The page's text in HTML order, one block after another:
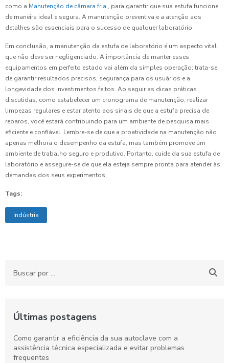
como a Manutenção de câmara fria , para garantir que sua estufa funcione
de maneira ideal e segura. A manutenção preventiva e a atenção aos
detalhes são essenciais para o sucesso de qualquer laboratório.
Em conclusão, a manutenção da estufa de laboratório é um aspecto vital
que não deve ser negligenciado. A importância de manter esses
equipamentos em perfeito estado vai além da simples operação; trata-se
de garantir resultados precisos, segurança para os usuários e a
longevidade dos investimentos feitos. Ao seguir as dicas práticas
discutidas, como estabelecer um cronograma de manutenção, realizar
limpezas regulares e estar atento aos sinais de que a estufa precisa de
reparos, você estará contribuindo para um ambiente de pesquisa mais
eficiente e confiável. Lembre-se de que a proatividade na manutenção não
apenas melhora o desempenho da estufa, mas também promove um
ambiente de trabalho seguro e produtivo. Portanto, cuide da sua estufa de
laboratório e assegure-se de que ela esteja sempre pronta para atender às
demandas dos seus experimentos.
Tags:
Indústria
Últimas postagens
Como garantir a eficiência da sua autoclave com a
assistência técnica especializada e evitar problemas
frequentes